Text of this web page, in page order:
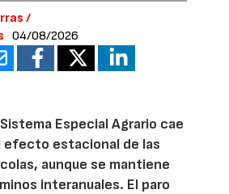
/
04/08/2026
Especial Agrario cae
efecto estacional de las
aunque se mantiene
interanuales. El paro